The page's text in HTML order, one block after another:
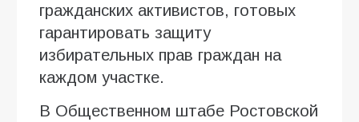
гражданских активистов, готовых
гарантировать защиту
избирательных прав граждан на
каждом участке.
В Общественном штабе Ростовской